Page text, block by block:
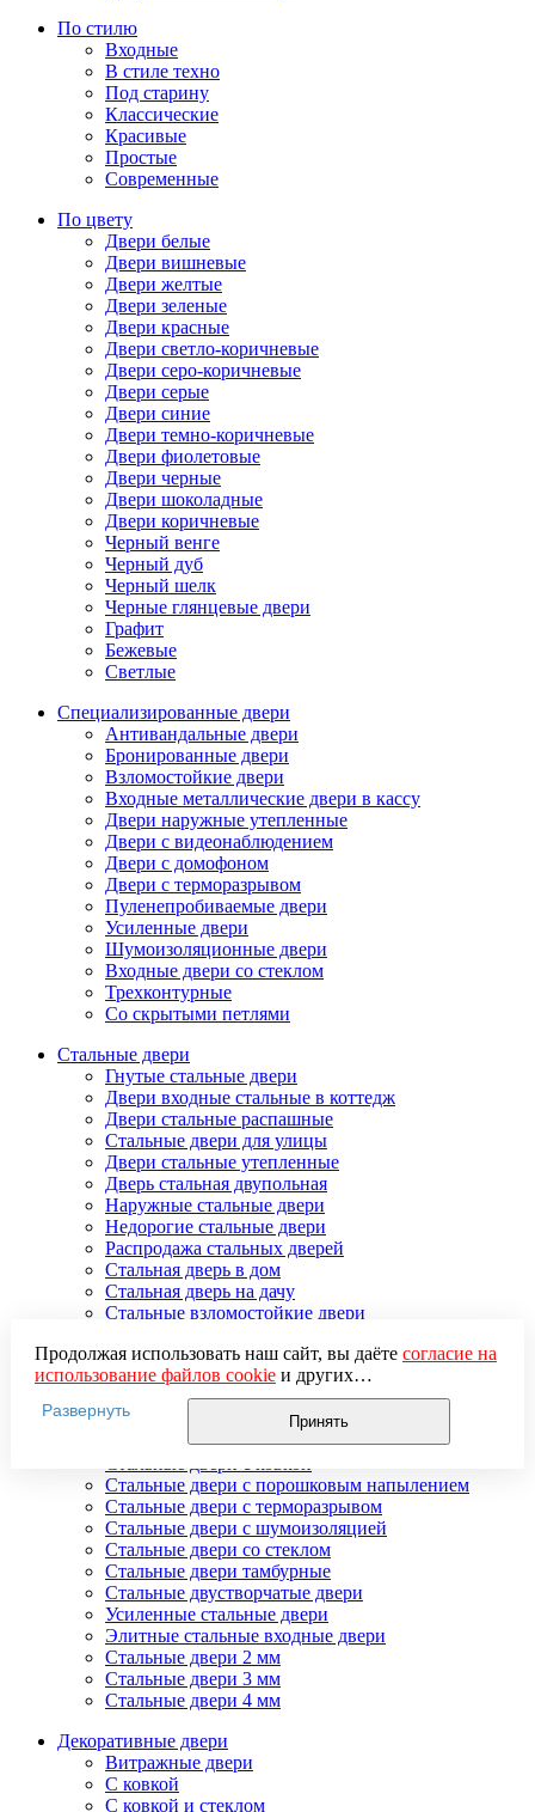
По стилю
Входные
В стиле техно
Под старину
Классические
Красивые
Простые
Современные
По цвету
Двери белые
Двери вишневые
Двери желтые
Двери зеленые
Двери красные
Двери светло-коричневые
Двери серо-коричневые
Двери серые
Двери синие
Двери темно-коричневые
Двери фиолетовые
Двери черные
Двери шоколадные
Двери коричневые
Черный венге
Черный дуб
Черный шелк
Черные глянцевые двери
Графит
Бежевые
Светлые
Специализированные двери
Антивандальные двери
Бронированные двери
Взломостойкие двери
Входные металлические двери в кассу
Двери наружные утепленные
Двери с видеонаблюдением
Двери с домофоном
Двери с терморазрывом
Пуленепробиваемые двери
Усиленные двери
Шумоизоляционные двери
Входные двери со стеклом
Трехконтурные
Со скрытыми петлями
Стальные двери
Гнутые стальные двери
Двери входные стальные в коттедж
Двери стальные распашные
Стальные двери для улицы
Двери стальные утепленные
Дверь стальная двупольная
Наружные стальные двери
Недорогие стальные двери
Распродажа стальных дверей
Стальная дверь в дом
Стальная дверь на дачу
Стальные взломостойкие двери
Стальные двери в подъезд
Стальные двери внутреннего открывания
Стальные двери массив
Стальные двери мдф
Стальные двери с зеркалом
Стальные двери с порошковым напылением
Стальные двери с терморазрывом
Стальные двери с шумоизоляцией
Стальные двери со стеклом
Стальные двери тамбурные
Стальные двустворчатые двери
Усиленные стальные двери
Элитные стальные входные двери
Стальные двери 2 мм
Стальные двери 3 мм
Стальные двери 4 мм
Декоративные двери
Витражные двери
С ковкой
С ковкой и стеклом
Продолжая использовать наш сайт, вы даёте согласие на
использование файлов cookieи других
пользовательских данных (включая IP-адрес, сведения о
местоположении, устройстве, действиях на сайте и т. п.)
для функционирования сайта, проведения
использования систем аналитики (например,
Яндекс.Метрика), в соответствии с нашей
обработки персональных данных.
Если вы не хотите, чтобы ваши данные обрабатывались,
настройте ограничения в браузере или покиньте сайт.
Развернуть
Принять